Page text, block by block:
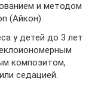
и методом
(Айкон).
у детей до 3 лет
композитом,
седацией.